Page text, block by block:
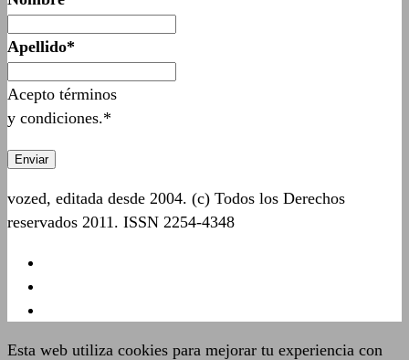
Apellido*
Acepto términos
y condiciones.*
vozed, editada desde 2004. (c) Todos los Derechos
reservados 2011. ISSN 2254-4348
Esta web utiliza cookies para mejorar tu experiencia con